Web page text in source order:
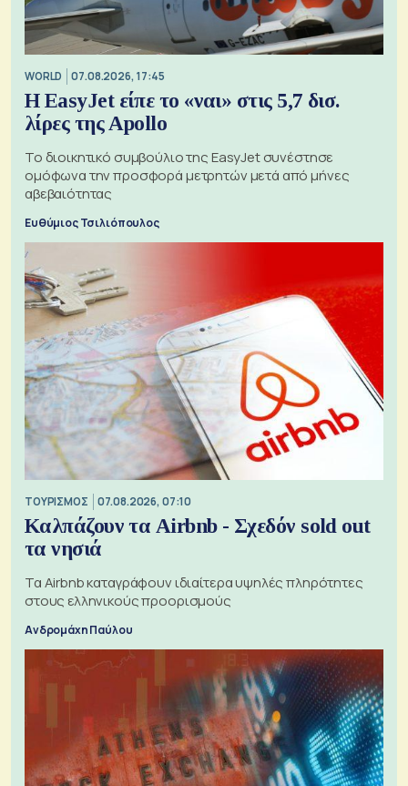
WORLD 07.08.2026, 17:45
Η EasyJet είπε το «ναι» στις 5,7 δισ.
λίρες της Apollo
Το διοικητικό συμβούλιο της EasyJet συνέστησε
ομόφωνα την προσφορά μετρητών μετά από μήνες
αβεβαιότητας
Ευθύμιος Τσιλιόπουλος
ΤΟΥΡΙΣΜΟΣ 07.08.2026, 07:10
Καλπάζουν τα Airbnb - Σχεδόν sold out
τα νησιά
Τα Airbnb καταγράφουν ιδιαίτερα υψηλές πληρότητες
στους ελληνικούς προορισμούς
Ανδρομάχη Παύλου